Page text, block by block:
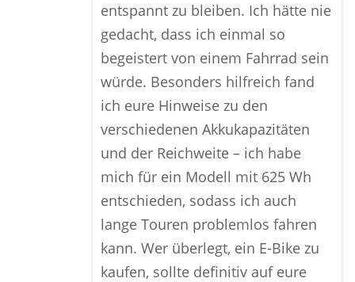
entspannt zu bleiben. Ich hätte nie
gedacht, dass ich einmal so
begeistert von einem Fahrrad sein
würde. Besonders hilfreich fand
ich eure Hinweise zu den
verschiedenen Akkukapazitäten
und der Reichweite – ich habe
mich für ein Modell mit 625 Wh
entschieden, sodass ich auch
lange Touren problemlos fahren
kann. Wer überlegt, ein E-Bike zu
kaufen, sollte definitiv auf eure